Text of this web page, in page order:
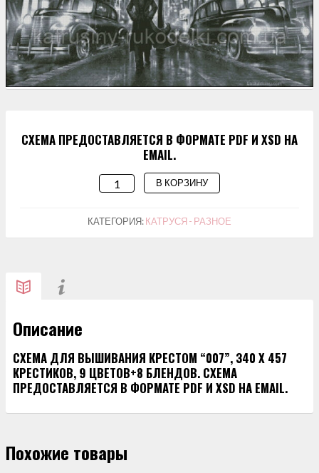
СХЕМА ПРЕДОСТАВЛЯЕТСЯ В ФОРМАТЕ PDF И XSD НА
EMAIL.
КОЛИЧЕСТВО
СХЕМА
ДЛЯ
В КОРЗИНУ
КАТЕГОРИЯ:КАТРУСЯ - РАЗНОЕ
Описание
СХЕМА ДЛЯ ВЫШИВАНИЯ КРЕСТОМ “007”, 340 Х 457
КРЕСТИКОВ, 9 ЦВЕТОВ+8 БЛЕНДОВ. СХЕМА
ПРЕДОСТАВЛЯЕТСЯ В ФОРМАТЕ PDF И XSD НА EMAIL.
Похожие товары